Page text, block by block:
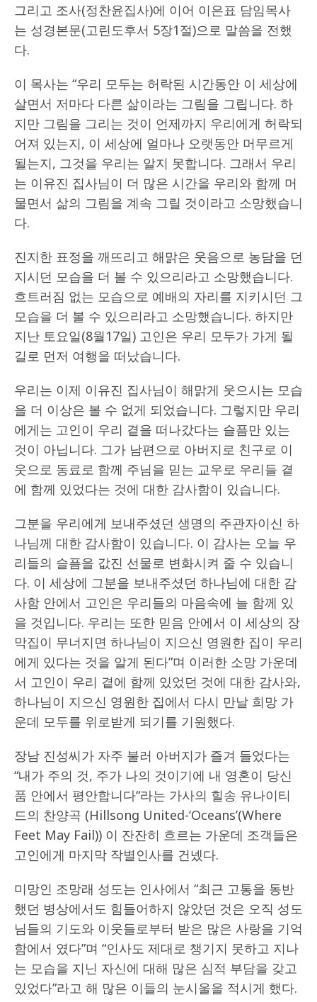
그리고 조사(정찬윤집사)에 이어 이은표 담임목사
는 성경본문(고린도후서 5장1절)으로 말씀을 전했
다.
이 목사는 “우리 모두는 허락된 시간동안 이 세상에
살면서 저마다 다른 삶이라는 그림을 그립니다. 하
지만 그림을 그리는 것이 언제까지 우리에게 허락되
어져 있는지, 이 세상에 얼마나 오랫동안 머무르게
될는지, 그것을 우리는 알지 못합니다. 그래서 우리
는 이유진 집사님이 더 많은 시간을 우리와 함께 머
물면서 삶의 그림을 계속 그릴 것이라고 소망했습니
다.
진지한 표정을 깨뜨리고 해맑은 웃음으로 농담을 던
지시던 모습을 더 볼 수 있으리라고 소망했습니다.
흐트러짐 없는 모습으로 예배의 자리를 지키시던 그
모습을 더 볼 수 있으리라고 소망했습니다. 하지만
지난 토요일(8월17일) 고인은 우리 모두가 가게 될
길로 먼저 여행을 떠났습니다.
우리는 이제 이유진 집사님이 해맑게 웃으시는 모습
을 더 이상은 볼 수 없게 되었습니다. 그렇지만 우리
에게는 고인이 우리 곁을 떠나갔다는 슬픔만 있는
것이 아닙니다. 그가 남편으로 아버지로 친구로 이
웃으로 동료로 함께 주님을 믿는 교우로 우리들 곁
에 함께 있었다는 것에 대한 감사함이 있습니다.
그분을 우리에게 보내주셨던 생명의 주관자이신 하
나님께 대한 감사함이 있습니다. 이 감사는 오늘 우
리들의 슬픔을 값진 선물로 변화시켜 줄 수 있습니
다. 이 세상에 그분을 보내주셨던 하나님에 대한 감
사함 안에서 고인은 우리들의 마음속에 늘 함께 있
을 것입니다. 우리는 또한 믿음 안에서 이 세상의 장
막집이 무너지면 하나님이 지으신 영원한 집이 우리
에게 있다는 것을 알게 된다”며 이러한 소망 가운데
서 고인이 우리 곁에 함께 있었던 것에 대한 감사와,
하나님이 지으신 영원한 집에서 다시 만날 희망 가
운데 모두를 위로받게 되기를 기원했다.
장남 진성씨가 자주 불러 아버지가 즐겨 들었다는
“내가 주의 것, 주가 나의 것이기에 내 영혼이 당신
품 안에서 평안합니다“라는 가사의 힐송 유나이티
드의 찬양곡 (Hillsong United-‘Oceans’(Where
Feet May Fail)) 이 잔잔히 흐르는 가운데 조객들은
고인에게 마지막 작별인사를 건넸다.
미망인 조망래 성도는 인사에서 “최근 고통을 동반
했던 병상에서도 힘들어하지 않았던 것은 오직 성도
님들의 기도와 이웃들로부터 받은 많은 사랑을 기억
함에서 였다”며 “인사도 제대로 챙기지 못하고 지나
는 모습을 지닌 자신에 대해 많은 심적 부담을 갖고
있었다”라고 해 많은 이들의 눈시울을 적시게 했다.